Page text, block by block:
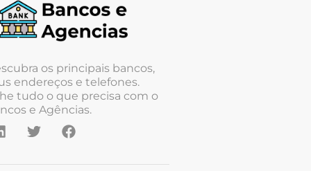
os principais bancos,
endereços e telefones.
tudo o que precisa com o
e Agências.